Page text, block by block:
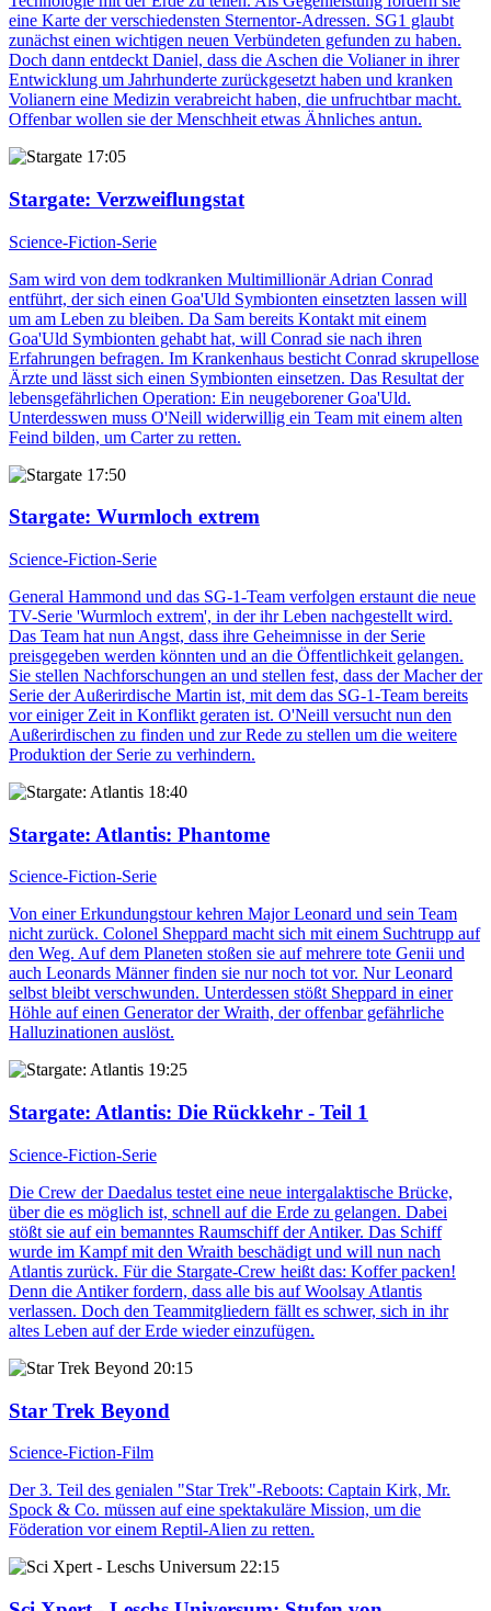
eine Karte der verschiedensten Sternentor-Adressen. SG1 glaubt
zunächst einen wichtigen neuen Verbündeten gefunden zu haben.
Doch dann entdeckt Daniel, dass die Aschen die Volianer in ihrer
Entwicklung um Jahrhunderte zurückgesetzt haben und kranken
Volianern eine Medizin verabreicht haben, die unfruchtbar macht.
Offenbar wollen sie der Menschheit etwas Ähnliches antun.
17:05
Stargate: Verzweiflungstat
Science-Fiction-Serie
Sam wird von dem todkranken Multimillionär Adrian Conrad
entführt, der sich einen Goa'Uld Symbionten einsetzten lassen will
um am Leben zu bleiben. Da Sam bereits Kontakt mit einem
Goa'Uld Symbionten gehabt hat, will Conrad sie nach ihren
Erfahrungen befragen. Im Krankenhaus besticht Conrad skrupellose
Ärzte und lässt sich einen Symbionten einsetzen. Das Resultat der
lebensgefährlichen Operation: Ein neugeborener Goa'Uld.
Unterdesswen muss O'Neill widerwillig ein Team mit einem alten
Feind bilden, um Carter zu retten.
17:50
Stargate: Wurmloch extrem
Science-Fiction-Serie
General Hammond und das SG-1-Team verfolgen erstaunt die neue
TV-Serie 'Wurmloch extrem', in der ihr Leben nachgestellt wird.
Das Team hat nun Angst, dass ihre Geheimnisse in der Serie
preisgegeben werden könnten und an die Öffentlichkeit gelangen.
Sie stellen Nachforschungen an und stellen fest, dass der Macher der
Serie der Außerirdische Martin ist, mit dem das SG-1-Team bereits
vor einiger Zeit in Konflikt geraten ist. O'Neill versucht nun den
Außerirdischen zu finden und zur Rede zu stellen um die weitere
Produktion der Serie zu verhindern.
18:40
Stargate: Atlantis: Phantome
Science-Fiction-Serie
Von einer Erkundungstour kehren Major Leonard und sein Team
nicht zurück. Colonel Sheppard macht sich mit einem Suchtrupp auf
den Weg. Auf dem Planeten stoßen sie auf mehrere tote Genii und
auch Leonards Männer finden sie nur noch tot vor. Nur Leonard
selbst bleibt verschwunden. Unterdessen stößt Sheppard in einer
Höhle auf einen Generator der Wraith, der offenbar gefährliche
Halluzinationen auslöst.
19:25
Stargate: Atlantis: Die Rückkehr - Teil 1
Science-Fiction-Serie
Die Crew der Daedalus testet eine neue intergalaktische Brücke,
über die es möglich ist, schnell auf die Erde zu gelangen. Dabei
stößt sie auf ein bemanntes Raumschiff der Antiker. Das Schiff
wurde im Kampf mit den Wraith beschädigt und will nun nach
Atlantis zurück. Für die Stargate-Crew heißt das: Koffer packen!
Denn die Antiker fordern, dass alle bis auf Woolsay Atlantis
verlassen. Doch den Teammitgliedern fällt es schwer, sich in ihr
altes Leben auf der Erde wieder einzufügen.
20:15
Star Trek Beyond
Science-Fiction-Film
Der 3. Teil des genialen "Star Trek"-Reboots: Captain Kirk, Mr.
Spock & Co. müssen auf eine spektakuläre Mission, um die
Föderation vor einem Reptil-Alien zu retten.
22:15